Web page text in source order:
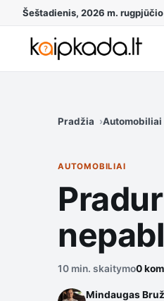
Šeštadienis, 2026 m. rugpjūčio
Pradžia Automobiliai
AUTOMOBILIAI
10 min. skaitymo0
Mindaugas